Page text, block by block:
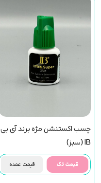
چسب اکستنشن مژه برند آی بی
IB (سبز)
قیمت تک قیمت عمده